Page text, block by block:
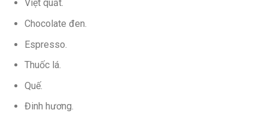
Việt quất.
Chocolate đen.
Espresso.
Thuốc lá.
Quế.
Đinh hương.